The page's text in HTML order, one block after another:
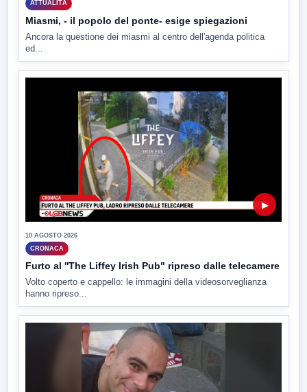
ATTUALITÀ
Miasmi, - il popolo del ponte- esige spiegazioni
Ancora la questione dei miasmi al centro dell'agenda politica
ed...
▶
10 AGOSTO 2026
CRONACA
Furto al ''The Liffey Irish Pub" ripreso dalle telecamere
Volto coperto e cappello: le immagini della videosorveglianza
hanno ripreso...